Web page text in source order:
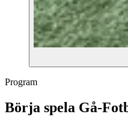
Program
Börja spela Gå-